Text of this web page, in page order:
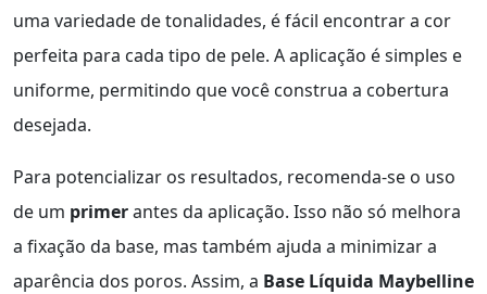
uma variedade de tonalidades, é fácil encontrar a cor
perfeita para cada tipo de pele. A aplicação é simples e
uniforme, permitindo que você construa a cobertura
desejada.
Para potencializar os resultados, recomenda-se o uso
de um primerantes da aplicação. Isso não só melhora
a fixação da base, mas também ajuda a minimizar a
aparência dos poros. Assim, a Base Líquida Maybelline